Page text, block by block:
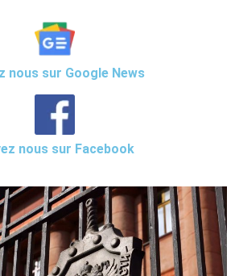
nous sur Google News
nous sur Facebook